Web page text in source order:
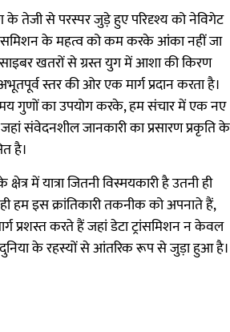
तेजी से परस्पर जुड़े हुए परिदृश्य को नेविगेट
के महत्व को कम करके आंका नहीं जा
खतरों से ग्रस्त युग में आशा की किरण
स्तर की ओर एक मार्ग प्रदान करता है।
गुणों का उपयोग करके, हम संचार में एक नए
संवेदनशील जानकारी का प्रसारण प्रकृति के
है।
में यात्रा जितनी विस्मयकारी है उतनी ही
हम इस क्रांतिकारी तकनीक को अपनाते हैं,
प्रशस्त करते हैं जहां डेटा ट्रांसमिशन न केवल
के रहस्यों से आंतरिक रूप से जुड़ा हुआ है।